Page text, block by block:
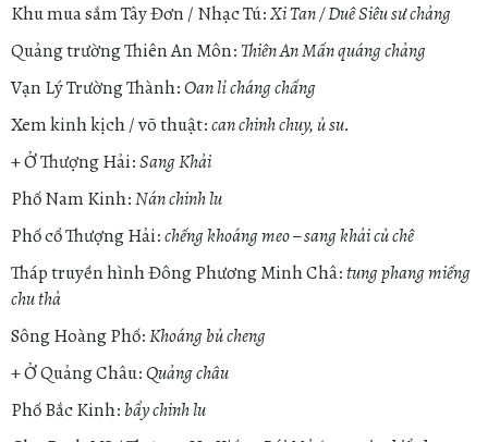
Khu mua sắm Tây Đơn / Nhạc Tú:Xi Tan / Duê Siêu sư chảng
Quảng trường Thiên An Môn:Thiên An Mấn quáng chảng
Vạn Lý Trường Thành:Oan lỉ cháng chấng
Xem kinh kịch / võ thuật:can chinh chuy, ủ su.
+ Ở Thượng Hải:Sang Khải
Phố Nam Kinh:Nán chinh lu
Phố cổ Thượng Hải:chếng khoáng meo – sang khải củ chê
Tháp truyền hình Đông Phương Minh Châ:tung phang miếng
chu thả
Sông Hoàng Phố:Khoáng bủ cheng
+ Ở Quảng Châu:Quảng châu
Phố Bắc Kinh: bẩy chinh lu